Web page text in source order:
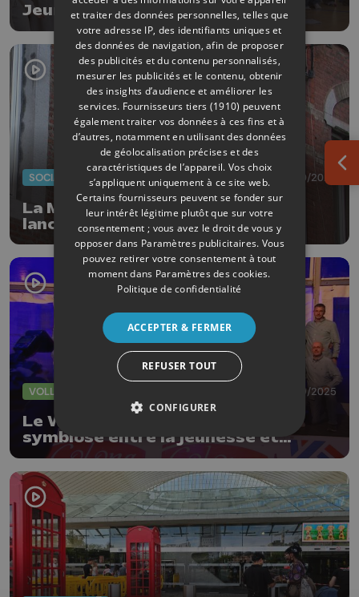
Jeunes Musicales
SOCIAL 28/10/2025
La Maison des jeunes La Baraka
lance un appel aux dons
VOLLEY 27/09/2025
Le Waremme Volley mise sur la
symbiose entre la jeunesse et
l'expérience
et traiter des données personnelles, telles que
votre adresse IP, des identifiants uniques et
des données de navigation, afin de proposer
des publicités et du contenu personnalisés,
mesurer les publicités et le contenu, obtenir
des insights d’audience et améliorer les
services. Fournisseurs tiers (1910) peuvent
également traiter vos données à ces fins et à
d’autres, notamment en utilisant des données
de géolocalisation précises et des
caractéristiques de l’appareil. Vos choix
s’appliquent uniquement à ce site web.
Certains fournisseurs peuvent se fonder sur
leur intérêt légitime plutôt que sur votre
consentement ; vous avez le droit de vous y
opposer dans Paramètres publicitaires. Vous
pouvez retirer votre consentement à tout
moment dans Paramètres des cookies.
Politique de confidentialité
ACCEPTER & FERMER
REFUSER TOUT
CONFIGURER